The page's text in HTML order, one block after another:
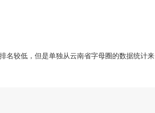
名较低，但是单独从云南省字母圈的数据统计来